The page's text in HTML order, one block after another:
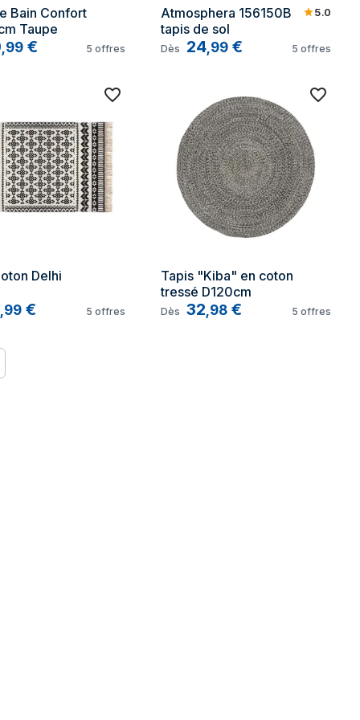
Bain Confort
Taupe
,99 € 5 offres
Atmosphera 156150B
tapis de sol
5.0
Dès 24,99 € 5 offres
Delhi
,99 € 5 offres
Tapis "Kiba" en coton
tressé D120cm
Dès 32,98 € 5 offres